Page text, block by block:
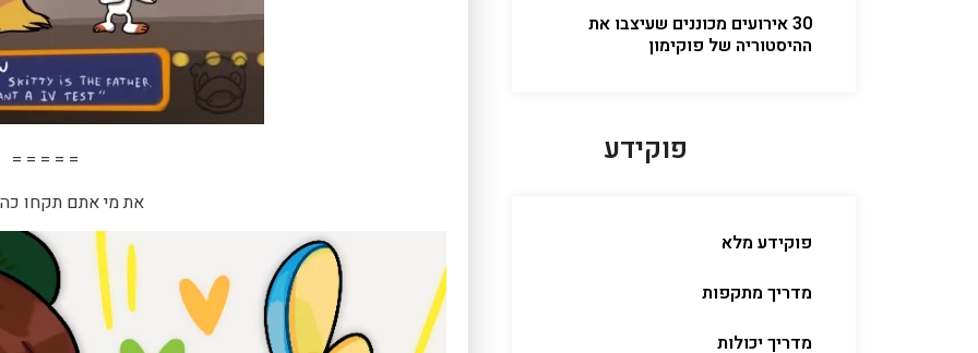
30 אירועים מכוננים שעיצבו את
ההיסטוריה של פוקימון
פוקידע
פוקידע מלא
מדריך מתקפות
מדריך יכולות
= = = = =
את מי אתם תקחו